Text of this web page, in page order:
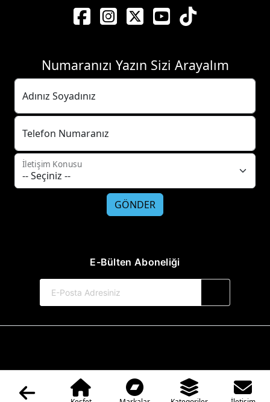
Numaranızı Yazın Sizi Arayalım
Adınız Soyadınız
Telefon Numaranız
İletişim Konusu
GÖNDER
E-Bülten Aboneliği